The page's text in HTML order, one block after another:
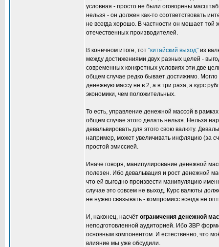
условная - просто не были оговорены
нельзя - он должен как-то соответствовать
не всегда хорошо. В частности он мешает
отечественных производителей.
В конечном итоге, тот "китайский выход" из
между достижениями двух разных целей -
современных конкретных условиях эти две
общем случае редко бывает достижимо. Могло
денежную массу не в 2, а в три раза, а курс
экономики, чем положительных.
То есть, управление денежной массой в
общем случае этого делать нельзя. Нельзя
девальвировать для этого свою валюту.
например, может увеличивать инфляцию (за
простой эмиссией.
Иначе говоря, манипулирование денежной
полезен. Ибо девальвация и рост денежной
что ей выгодно произвести манипуляцию
случае это совсем не выход. Курс валюты
не нужно связывать - компромисс всегда не
И, наконец, насчёт ограничения денежной
неподготовленной аудиторией. Ибо ЗВР
основным компонентом. И естественно, что
влияние мы уже обсудили.